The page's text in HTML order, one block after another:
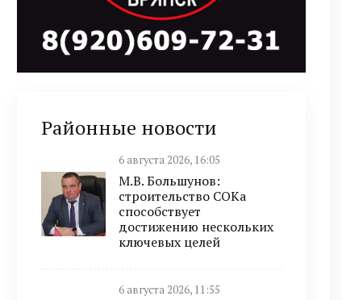
Районные новости
6 августа 2026, 16:05
М.В. Большунов:
строительство СОКа
способствует
достижению нескольких
ключевых целей
6 августа 2026, 11:55